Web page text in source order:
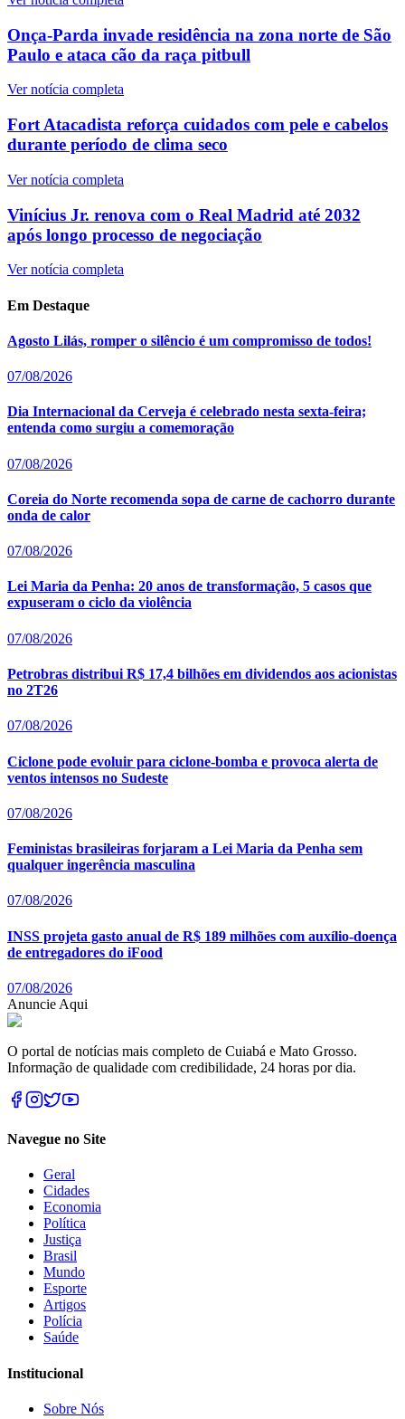
Onça-Parda invade residência na zona norte de São
Paulo e ataca cão da raça pitbull
Ver notícia completa
Fort Atacadista reforça cuidados com pele e cabelos
durante período de clima seco
Ver notícia completa
Vinícius Jr. renova com o Real Madrid até 2032
após longo processo de negociação
Ver notícia completa
Em Destaque
Agosto Lilás, romper o silêncio é um compromisso de todos!
07/08/2026
Dia Internacional da Cerveja é celebrado nesta sexta-feira;
entenda como surgiu a comemoração
07/08/2026
Coreia do Norte recomenda sopa de carne de cachorro durante
onda de calor
07/08/2026
Lei Maria da Penha: 20 anos de transformação, 5 casos que
expuseram o ciclo da violência
07/08/2026
Petrobras distribui R$ 17,4 bilhões em dividendos aos acionistas
no 2T26
07/08/2026
Ciclone pode evoluir para ciclone-bomba e provoca alerta de
ventos intensos no Sudeste
07/08/2026
Feministas brasileiras forjaram a Lei Maria da Penha sem
qualquer ingerência masculina
07/08/2026
INSS projeta gasto anual de R$ 189 milhões com auxílio-doença
de entregadores do iFood
07/08/2026
Anuncie Aqui
O portal de notícias mais completo de Cuiabá e Mato Grosso.
Informação de qualidade com credibilidade, 24 horas por dia.
Navegue no Site
Geral
Cidades
Economia
Política
Justiça
Brasil
Mundo
Esporte
Artigos
Polícia
Saúde
Institucional
Sobre Nós